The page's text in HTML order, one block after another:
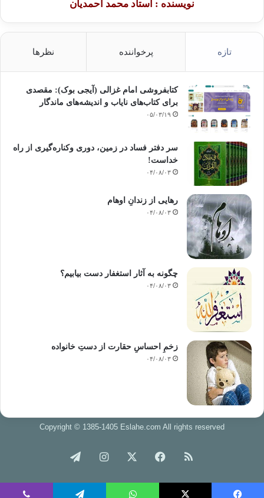
نویسنده : استاد محمد احمدیان
تازه پرخواننده نظرها
کتابفروشی امام غزالی (آیجی بوک): مقصدی
برای کتاب‌های نایاب و اندیشه‌های ماندگار
۰۵/۰۳/۱۹
سر دفتر فساد در زمین‌، دوری وکناره‌گیری از راه
خداست‌!
۰۴/۰۸/۰۳
رهایی از زندانِ اوهام
۰۴/۰۸/۰۳
چگونه به آثار استغفار دست بیابیم؟
۰۴/۰۸/۰۳
زخمِ احساسِ حقارت از دستِ خانواده
۰۴/۰۸/۰۳
Copyright © 1385-1405 Eslahe.com All rights reserved
خوراک فیس
بوک
اینستاگرام